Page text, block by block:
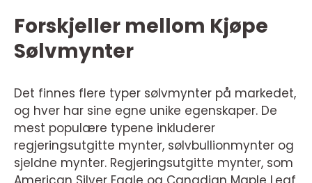
Forskjeller mellom Kjøpe
Sølvmynter
Det finnes flere typer sølvmynter på markedet,
og hver har sine egne unike egenskaper. De
mest populære typene inkluderer
regjeringsutgitte mynter, sølvbullionmynter og
sjeldne mynter. Regjeringsutgitte mynter, som